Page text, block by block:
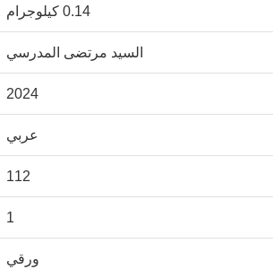
0.14 كيلوجرام
السيد مرتضى المدرسي
2024
عربي
112
1
ورقي